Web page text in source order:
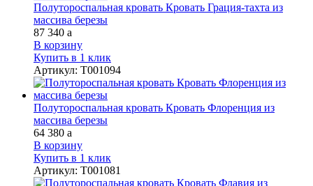
Полутороспальная кровать Кровать Грация-тахта из
массива березы
87 340 a
В корзину
Купить в 1 клик
Артикул: Т001094
Полутороспальная кровать Кровать Флоренция из
массива березы
64 380 a
В корзину
Купить в 1 клик
Артикул: Т001081